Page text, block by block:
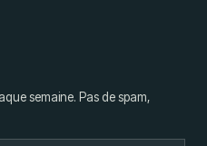
semaine. Pas de spam,